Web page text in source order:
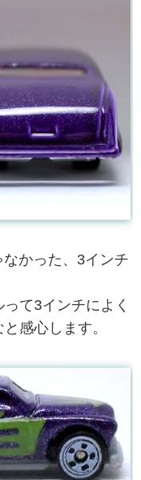
かった、3インチ
て3インチによく
感心します。